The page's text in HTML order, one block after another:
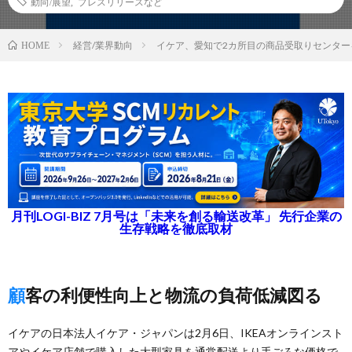
HOME 経営/業界動向 イケア、愛知で2カ所目の商品受取りセンタ
月刊LOGI-BIZ 7月号は「未来を創る輸送改革」 先行企業の
生存戦略を徹底取材
顧客の利便性向上と物流の負荷低減図る
イケアの日本法人イケア・ジャパンは2月6日、IKEAオンラインスト